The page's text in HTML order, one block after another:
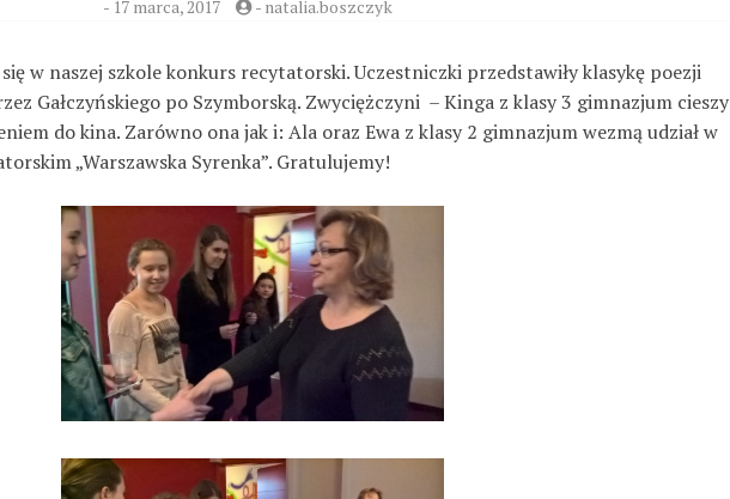
- 17 marca, 2017 - natalia.boszczyk
w naszej szkole konkurs recytatorski. Uczestniczki przedstawiły klasykę poezji
Gałczyńskiego po Szymborską. Zwyciężczyni – Kinga z klasy 3 gimnazjum cieszy
do kina. Zarówno ona jak i: Ala oraz Ewa z klasy 2 gimnazjum wezmą udział w
„Warszawska Syrenka”. Gratulujemy!